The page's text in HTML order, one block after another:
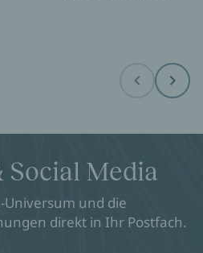
Before Next
Social Media
Universum und die
direkt in Ihr Postfach.